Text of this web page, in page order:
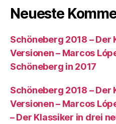
Neueste
Schöneberg 2018 – Der
Versionen – Marcos
Schöneberg in 2017
Schöneberg 2018 – Der
Versionen – Marcos
– Der Klassiker in drei